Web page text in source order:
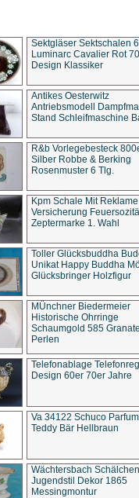
Sektgläser Sektschalen
Luminarc Cavalier Rot
Design Klassiker
Antikes Oesterwitz
Antriebsmodell
Stand Schleifmaschine
R&b Vorlegebesteck
Silber Robbe & Berking
Rosenmuster 6 Tlg.
Kpm Schale Mit Reklame
Versicherung
Zeptermarke 1. Wahl
Toller Glücksbuddha
Unikat Happy Buddha
Glücksbringer Holzfigur
MÜnchner Biedermeier
Historische Ohrringe
Schaumgold 585
Perlen
Telefonablage
Design 60er 70er Jahre
Va 34122 Schuco
Teddy Bär Hellbraun
Wächtersbach Schälchen
Jugendstil Dekor 1865
Messingmontur